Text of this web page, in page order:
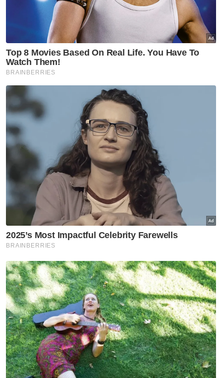
'Kami bukan samseng, hanya jalankan tugas'
Muat turun aplikasi Sinar Harian.Klik di sini!
Kerajaaan & Polisi
Politik
Undang Undang
Berita Paling Hangat